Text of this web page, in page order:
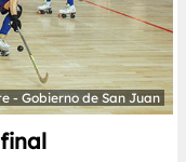
- Gobierno de San Juan